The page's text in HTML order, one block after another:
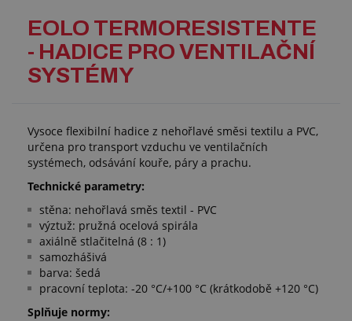
EOLO TERMORESISTENTE
- HADICE PRO VENTILAČNÍ
SYSTÉMY
Vysoce flexibilní hadice z nehořlavé směsi textilu a PVC,
určena pro transport vzduchu ve ventilačních
systémech, odsávání kouře, páry a prachu.
Technické parametry:
stěna: nehořlavá směs textil - PVC
výztuž: pružná ocelová spirála
axiálně stlačitelná (8 : 1)
samozhášivá
barva: šedá
pracovní teplota: -20 °C/+100 °C (krátkodobě +120 °C)
Splňuje normy: